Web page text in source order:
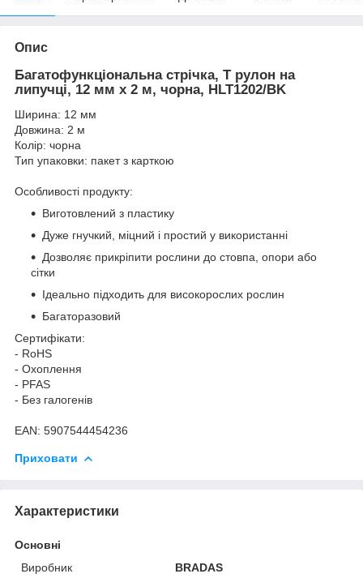
Опис
Багатофункціональна стрічка, Т рулон на
липучці, 12 мм х 2 м, чорна, HLT1202/BK
Ширина: 12 мм
Довжина: 2 м
Колір: чорна
Тип упаковки: пакет з карткою
Особливості продукту:
Виготовлений з пластику
Дуже гнучкий, міцний і простий у використанні
Дозволяє прикріпити рослини до стовпа, опори або
сітки
Ідеально підходить для високорослих рослин
Багаторазовий
Сертифікати:
- RoHS
- Охоплення
- PFAS
- Без галогенів
EAN: 5907544454236
Приховати
Характеристики
Основні
Виробник
BRADAS